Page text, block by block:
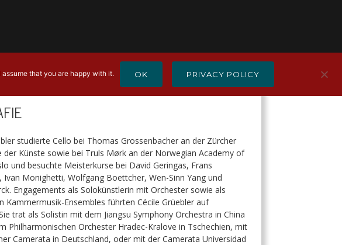
PORTFOLIO KONTAKT
studierte Cello bei Thomas Grossenbacher an der Zürcher
der Künste sowie bei Truls Mørk an der Norwegian Academy of
und besuchte Meisterkurse bei David Geringas, Frans
Ivan Monighetti, Wolfgang Boettcher, Wen-Sinn Yang und
Engagements als Solokünstlerin mit Orchester sowie als
Kammermusik-Ensembles führten Cécile Grüebler auf
trat als Solistin mit dem Jiangsu Symphony Orchestra in China
Philharmonischen Orchester Hradec-Kralove in Tschechien, mit
Camerata in Deutschland, oder mit der Camerata Universidad
that you are happy with it. OK PRIVACY POLICY